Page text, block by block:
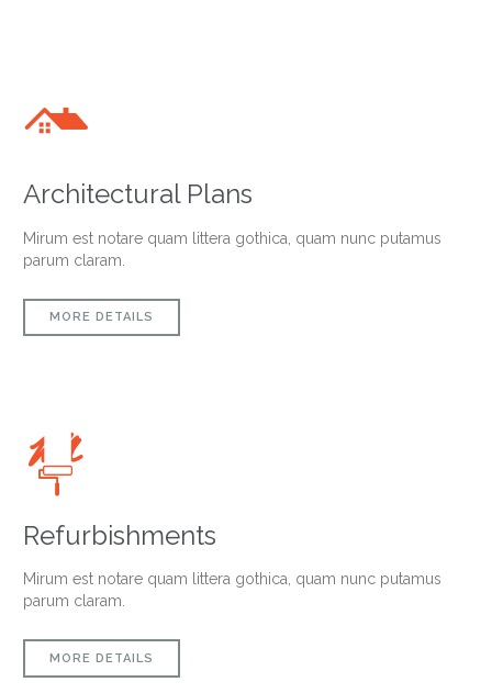

Architectural Plans
Mirum est notare quam littera gothica, quam nunc putamus
parum claram.
MORE DETAILS

Refurbishments
Mirum est notare quam littera gothica, quam nunc putamus
parum claram.
MORE DETAILS